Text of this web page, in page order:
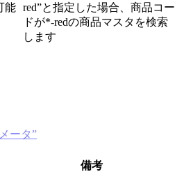
能 red”と指定した場合、商品コー
ドが*-redの商品マスタを検索
します
ータ”
備考